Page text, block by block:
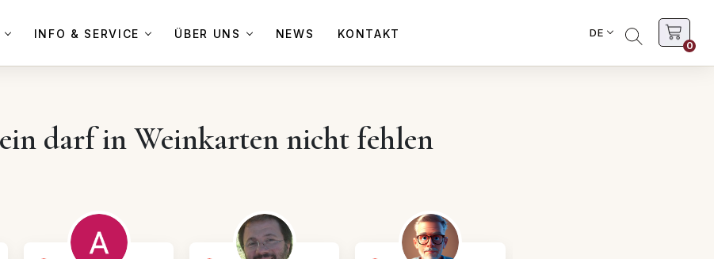
DE
0
INFO & SERVICE ÜBER UNS NEWS KONTAKT
darf in Weinkarten nicht fehlen